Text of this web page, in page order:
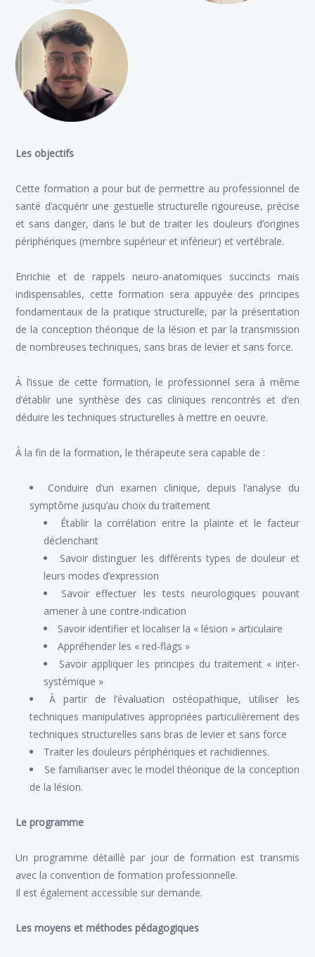
Les objectifs
Cette formation a pour but de permettre au professionnel de
santé d’acquérir une gestuelle structurelle rigoureuse, précise
et sans danger, dans le but de traiter les douleurs d’origines
périphériques (membre supérieur et inférieur) et vertébrale.
Enrichie et de rappels neuro-anatomiques succincts mais
indispensables, cette formation sera appuyée des principes
fondamentaux de la pratique structurelle, par la présentation
de la conception théorique de la lésion et par la transmission
de nombreuses techniques, sans bras de levier et sans force.
À l’issue de cette formation, le professionnel sera à même
d’établir une synthèse des cas cliniques rencontrés et d’en
déduire les techniques structurelles à mettre en oeuvre.
À la fin de la formation, le thérapeute sera capable de :
Conduire d’un examen clinique, depuis l’analyse du
symptôme jusqu’au choix du traitement
Établir la corrélation entre la plainte et le facteur
déclenchant
Savoir distinguer les différents types de douleur et
leurs modes d’expression
Savoir effectuer les tests neurologiques pouvant
amener à une contre-indication
Savoir identifier et localiser la « lésion » articulaire
Appréhender les « red-flags »
Savoir appliquer les principes du traitement « inter-
systémique »
À partir de l’évaluation ostéopathique, utiliser les
techniques manipulatives appropriées particulièrement des
techniques structurelles sans bras de levier et sans force
Traiter les douleurs périphériques et rachidiennes.
Se familiariser avec le model théorique de la conception
de la lésion.
Le programme
Un programme détaillé par jour de formation est transmis
avec la convention de formation professionnelle.
Il est également accessible sur demande.
Les moyens et méthodes pédagogiques